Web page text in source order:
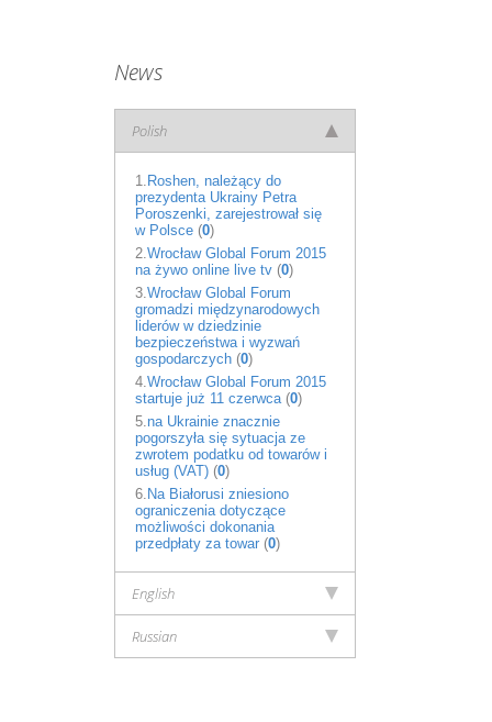
News
Polish
1. Roshen, należący do
prezydenta Ukrainy Petra
Poroszenki, zarejestrował się
w Polsce (0)
2. Wrocław Global Forum 2015
na żywo online live tv (0)
3. Wrocław Global Forum
gromadzi międzynarodowych
liderów w dziedzinie
bezpieczeństwa i wyzwań
gospodarczych (0)
4. Wrocław Global Forum 2015
startuje już 11 czerwca (0)
5. na Ukrainie znacznie
pogorszyła się sytuacja ze
zwrotem podatku od towarów i
usług (VAT) (0)
6. Na Białorusi zniesiono
ograniczenia dotyczące
możliwości dokonania
przedpłaty za towar (0)
English
Russian